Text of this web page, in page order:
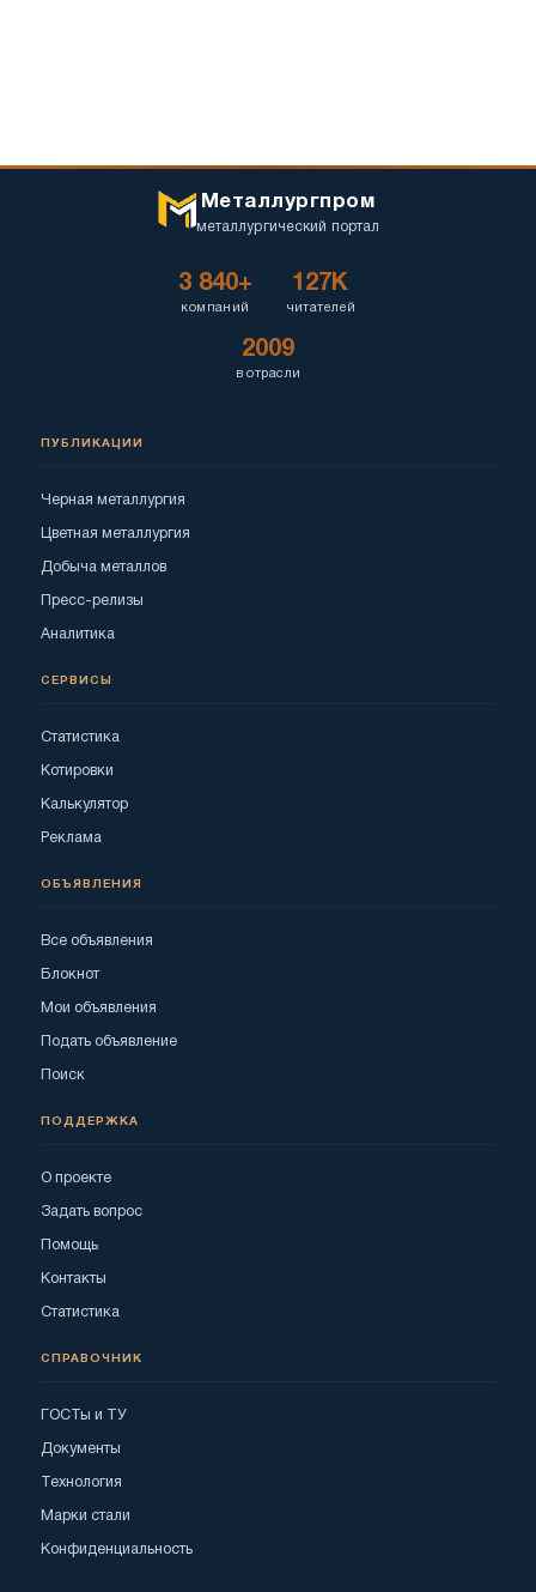
Металлургпром
металлургический портал
3 840+
компаний
127K
читателей
2009
в отрасли
ПУБЛИКАЦИИ
Черная металлургия
Цветная металлургия
Добыча металлов
Пресс-релизы
Аналитика
СЕРВИСЫ
Статистика
Котировки
Калькулятор
Реклама
ОБЪЯВЛЕНИЯ
Все объявления
Блокнот
Мои объявления
Подать объявление
Поиск
ПОДДЕРЖКА
О проекте
Задать вопрос
Помощь
Контакты
Статистика
СПРАВОЧНИК
ГОСТы и ТУ
Документы
Технология
Марки стали
Конфиденциальность